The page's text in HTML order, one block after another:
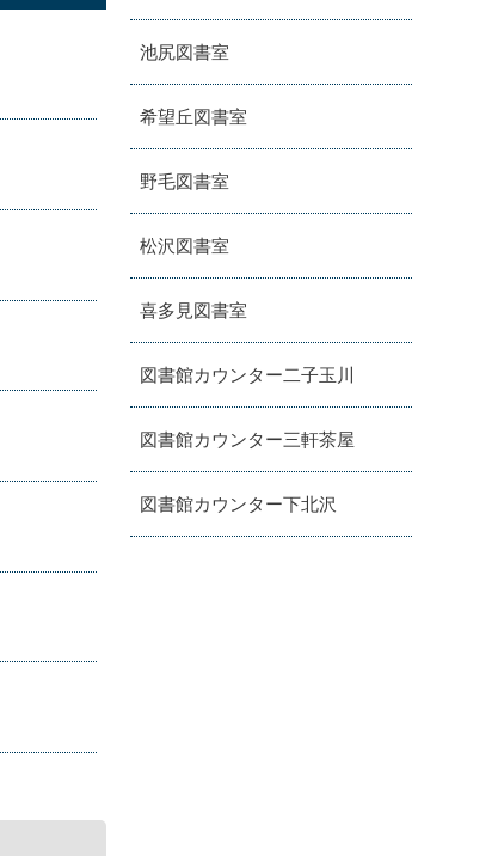
池尻図書室
希望丘図書室
野毛図書室
松沢図書室
喜多見図書室
図書館カウンター二子玉川
図書館カウンター三軒茶屋
図書館カウンター下北沢